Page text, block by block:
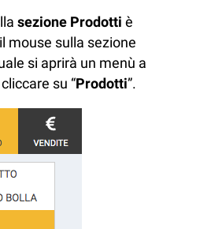
sezione Prodotti è
mouse sulla sezione
si aprirà un menù a
su “Prodotti”.